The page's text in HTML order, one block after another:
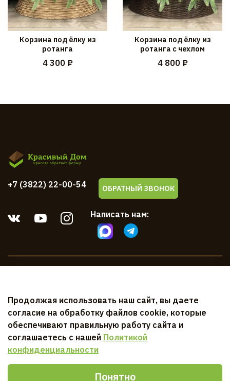
Корзина под ёлку из
ротанга
4 300 ₽
Корзина под ёлку из
ротанга с чехлом
4 800 ₽
Клиентам
Документы
Написать нам:
+7 (3822) 22-00-54 ОБРАТНЫЙ ЗВОНОК
Продолжая использовать наш сайт, вы даете
согласие на обработку файлов cookie, которые
обеспечивают правильную работу сайта и
соглашаетесь с нашей Политикой
конфиденциальности
Понятно